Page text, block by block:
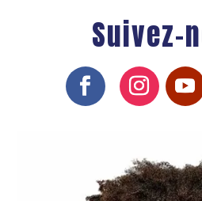
Suivez-